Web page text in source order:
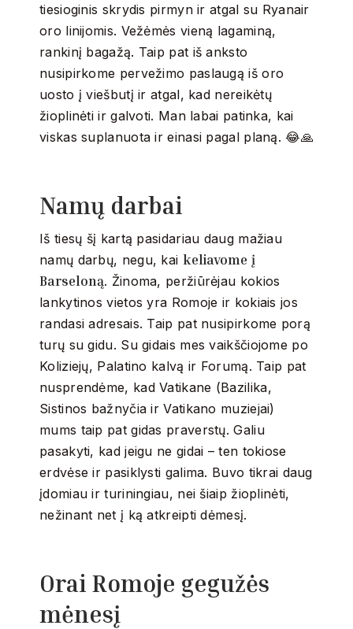
tiesioginis skrydis pirmyn ir atgal su Ryanair
oro linijomis. Vežėmės vieną lagaminą,
rankinį bagažą. Taip pat iš anksto
nusipirkome pervežimo paslaugą iš oro
uosto į viešbutį ir atgal, kad nereikėtų
žioplinėti ir galvoti. Man labai patinka, kai
viskas suplanuota ir einasi pagal planą. 😂🙏
Namų darbai
Iš tiesų šį kartą pasidariau daug mažiau
namų darbų, negu, kai keliavome į
Barseloną. Žinoma, peržiūrėjau kokios
lankytinos vietos yra Romoje ir kokiais jos
randasi adresais. Taip pat nusipirkome porą
turų su gidu. Su gidais mes vaikščiojome po
Koliziejų, Palatino kalvą ir Forumą. Taip pat
nusprendėme, kad Vatikane (Bazilika,
Sistinos bažnyčia ir Vatikano muziejai)
mums taip pat gidas praverstų. Galiu
pasakyti, kad jeigu ne gidai – ten tokiose
erdvėse ir pasiklysti galima. Buvo tikrai daug
įdomiau ir turiningiau, nei šiaip žioplinėti,
nežinant net į ką atkreipti dėmesį.
Orai Romoje gegužės
mėnesį